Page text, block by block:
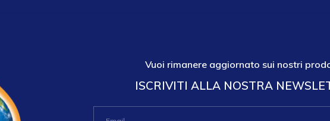
Vuoi rimanere aggiornato sui nostri
ISCRIVITI ALLA NOSTRA